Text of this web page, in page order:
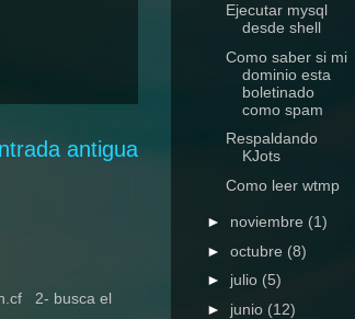
antigua
2- busca el
Ejecutar mysql
desde shell
Como saber si mi
dominio esta
boletinado
como spam
Respaldando
KJots
Como leer wtmp
► noviembre (1)
► octubre (8)
► julio (5)
► junio (12)